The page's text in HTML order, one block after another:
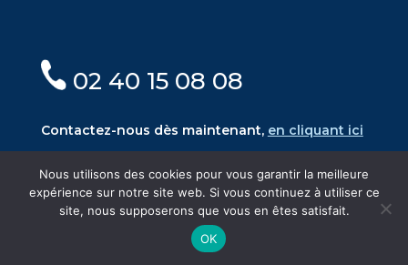
02 40 15 08 08
Contactez-nous dès maintenant, en cliquant ici
© Mairie du Pouliguen - CréationOniti - Design
Mentions légales
Nous utilisons des cookies pour vous garantir la meilleure
expérience sur notre site web. Si vous continuez à utiliser ce
site, nous supposerons que vous en êtes satisfait.
OK